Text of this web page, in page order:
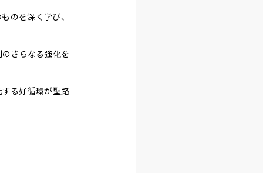
のを深く学び、
さらなる強化を
る好循環が聖路